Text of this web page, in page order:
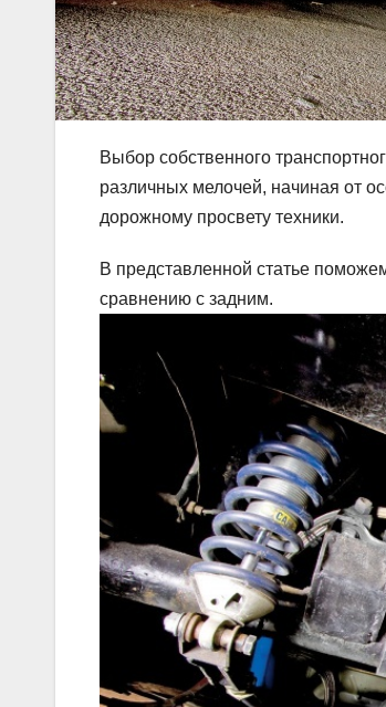
Выбор собственного
различных мелочей, начиная от
дорожному просвету техники.
В представленной статье
сравнению с задним.